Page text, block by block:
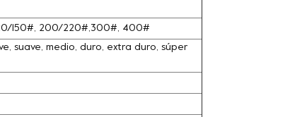
150#, 200/220#,300#, 400#
suave, medio, duro, extra duro, súper